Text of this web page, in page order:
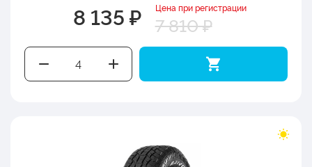
8 135 ₽ Цена при регистрации
7 810 ₽